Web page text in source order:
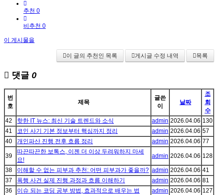
추천 0
비추천 0
이 게시물을
이 글의 추천인 목록 게시글 수정 내역 목록
댓글 0
번
호
제목
글쓴
이
날짜
조
회
수
42
핫한 IT 뉴스: 최신 기술 트렌드와 소식 admin 2026.04.06 130
41
코인 사기 기본 정보부터 핵심까지 정리 admin 2026.04.06 57
40
개인파산 진행 전후 흐름 정리 admin 2026.04.06 77
39
따끈따끈한 보톡스, 이젠 더 이상 두려워하지 마세
요!
admin 2026.04.06 128
38 이해할 수 없는 피부과 추천: 어떤 피부과가 좋을까? admin 2026.04.06 41
37
폭행 사건 실제 진행 과정과 흐름 이해하기 admin 2026.04.06 81
36
이슈 되는 코딩 공부 방법, 효과적으로 배우는 법 admin 2026.04.06 127